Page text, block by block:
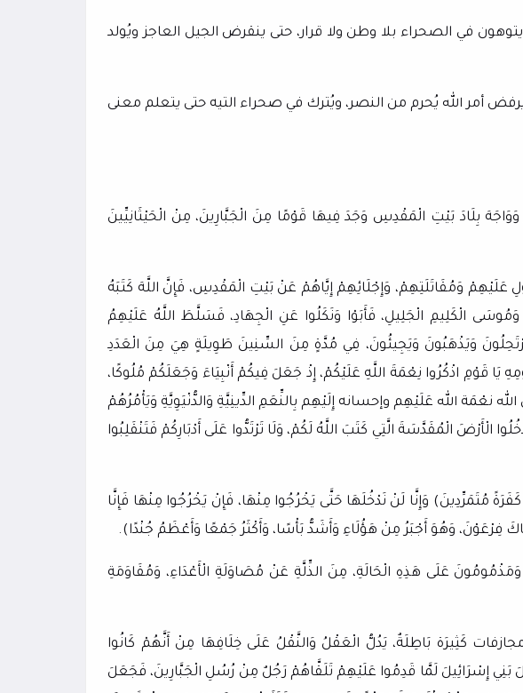
في الصحراء بلا وطن ولا قرار، حتى ينقرض الجيل العاجز ويُولد
أمر الله يُحرم من النصر، ويُترك في صحراء التيه حتى يتعلم معنى
بِلَادَ بَيْتِ الْمَقْدِسِ وَجَدَ فِيهَا قَوْمًا مِنَ الْجَبَّارِينَ، مِنْ الْحَيْثَانِيِّينَ
وَمُقَاتَلَتِهِمْ، وَإِجْلَائِهِمْ إِيَّاهُمْ عَنْ بَيْتِ الْمَقْدِسِ، فَإِنَّ اللَّهَ كَتَبَهُ
الْكَلِيمِ الْجَلِيلِ، فَأَبَوْا وَنَكَلُوا عَنِ الْجِهَادِ، فَسَلَّطَ اللَّهُ عَلَيْهِمُ
وَيَذْهَبُونَ وَيَجِيئُونَ، فِي مُدَّةٍ مِنَ السِّنِينَ طَوِيلَةٍ هِيَ مِنَ الْعَدَدِ
يَا قَوْمِ اذْكُرُوا نِعْمَةَ اللَّهِ عَلَيْكُمْ، إِذْ جَعَلَ فِيكُمْ أَنْبِيَاءَ وَجَعَلَكُمْ مُلُوكًا،
نعْمَة الله عَلَيْهِم وإحسانه إِلَيْهِم بِالنِّعَمِ الدِّينِيَّةِ وَالدُّنْيَوِيَّةِ وَيَأْمُرُهُمْ
الْأَرْضَ الْمُقَدَّسَةَ الَّتِي كَتَبَ اللَّهُ لَكُمْ، وَلَا تَرْتَدُّوا عَلَى أَدْبَارِكُمْ فَتَنْقَلِبُوا
مُتَمَرِّدِينَ) وَإِنَّا لَنْ نَدْخُلَهَا حَتَّى يَخْرُجُوا مِنْهَا، فَإِنْ يَخْرُجُوا مِنْهَا فَإِنَّا
فِرْعَوْنَ، وَهُوَ أَجْبَرُ مِنْ هَؤُلَاءِ وَأَشَدُّ بَأْسًا، وَأَكْثَرُ جَمْعًا وَأَعْظَمُ جُنْدًا).
عَلَى هَذِهِ الْحَالَةِ، مِنَ الذِّلَّةِ عَنْ مُصَاوَلَةِ الْأَعْدَاءِ، وَمُقَاوَمَةِ
كَثِيرَة بَاطِلَةٌ، يَدُلُّ الْعَقْلُ وَالنَّقْلُ عَلَى خِلَافِهَا مِنْ أَنَّهُمْ كَانُوا
بَنِي إِسْرَائِيلَ لَمَّا قَدِمُوا عَلَيْهِمْ تَلَقَّاهُمْ رَجُلٌ مِنْ رُسُلِ الْجَبَّارِينَ، فَجَعَلَ